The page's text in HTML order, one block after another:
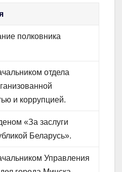
полковника
отдела
и коррупцией.
«За заслуги
Беларусь».
Управления